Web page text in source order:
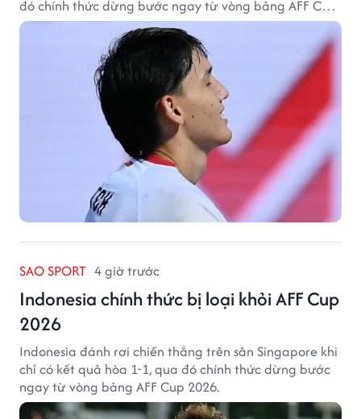
đó chính thức dừng bước ngay từ vòng bảng AFF Cup
2026.
SAO SPORT 4 giờ trước
Indonesia chính thức bị loại khỏi AFF Cup
2026
Indonesia đánh rơi chiến thắng trên sân Singapore khi
chỉ có kết quả hòa 1-1, qua đó chính thức dừng bước
ngay từ vòng bảng AFF Cup 2026.